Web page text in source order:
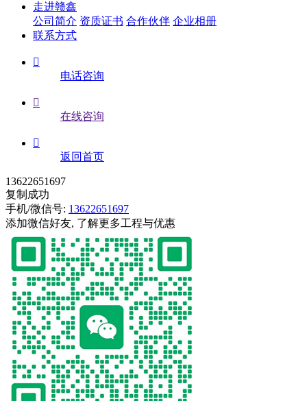
走进赣鑫
公司简介 资质证书 合作伙伴 企业相册
联系方式

电话咨询

在线咨询

返回首页
13622651697
复制成功
手机/微信号: 13622651697
添加微信好友, 了解更多工程与优惠